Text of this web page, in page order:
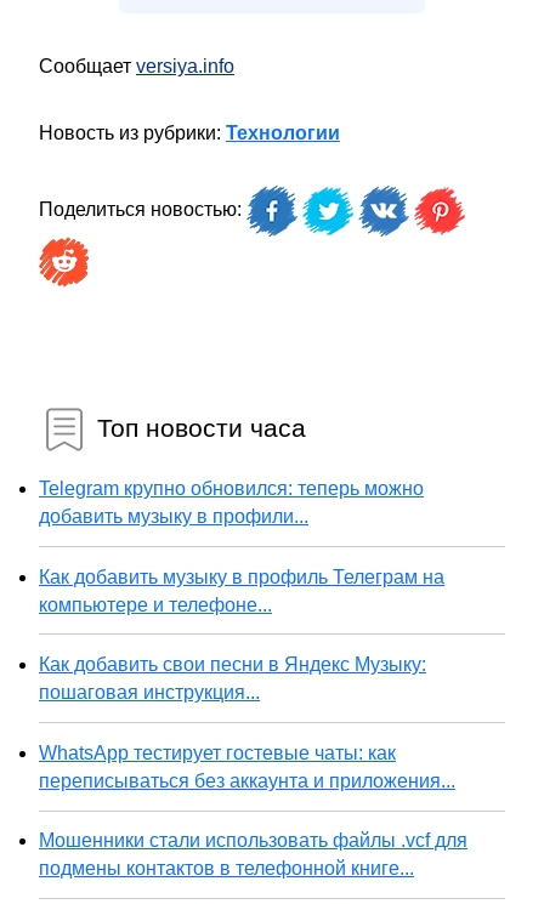
Сообщает versiya.info
Новость из рубрики: Технологии
Поделиться новостью:
Топ новости часа
Telegram крупно обновился: теперь можно
добавить музыку в профили...
Как добавить музыку в профиль Телеграм на
компьютере и телефоне...
Как добавить свои песни в Яндекс Музыку:
пошаговая инструкция...
WhatsApp тестирует гостевые чаты: как
переписываться без аккаунта и приложения...
Мошенники стали использовать файлы .vcf для
подмены контактов в телефонной книге...